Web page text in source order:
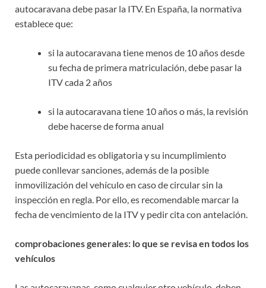
autocaravana debe pasar la ITV. En España, la normativa
establece que:
si la autocaravana tiene menos de 10 años desde
su fecha de primera matriculación, debe pasar la
ITV cada 2 años
si la autocaravana tiene 10 años o más, la revisión
debe hacerse de forma anual
Esta periodicidad es obligatoria y su incumplimiento
puede conllevar sanciones, además de la posible
inmovilización del vehículo en caso de circular sin la
inspección en regla. Por ello, es recomendable marcar la
fecha de vencimiento de la ITV y pedir cita con antelación.
comprobaciones generales: lo que se revisa en todos los
vehículos